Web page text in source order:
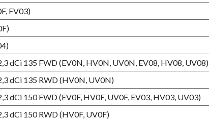
FV03)
dCi 135 FWD (EV0N, HV0N, UV0N, EV08, HV08, UV08)
dCi 135 RWD (HV0N, UV0N)
dCi 150 FWD (EV0F, HV0F, UV0F, EV03, HV03, UV03)
dCi 150 RWD (HV0F, UV0F)